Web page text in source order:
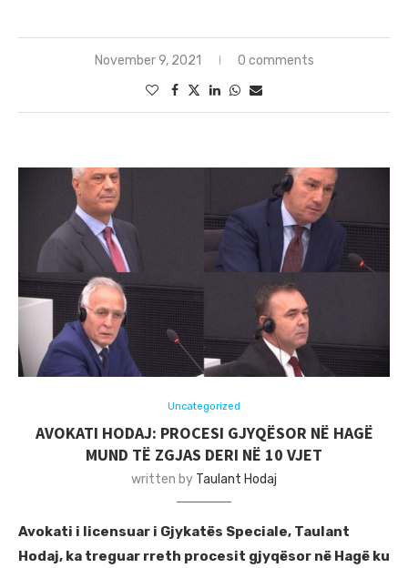
November 9, 2021 0 comments
Uncategorized
AVOKATI HODAJ: PROCESI GJYQËSOR NË HAGË
MUND TË ZGJAS DERI NË 10 VJET
written by Taulant Hodaj
Avokati i licensuar i Gjykatës Speciale, Taulant
Hodaj, ka treguar rreth procesit gjyqësor në Hagë ku